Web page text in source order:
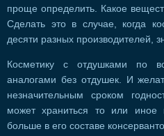
проще определить. Какое
Сделать это в случае, когда
десяти разных производителей,
Косметику с отдушками по
аналогами без отдушек. И
незначительным сроком
может храниться то или иное
больше в его составе